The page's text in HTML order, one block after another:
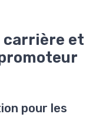
carrière et
pour les